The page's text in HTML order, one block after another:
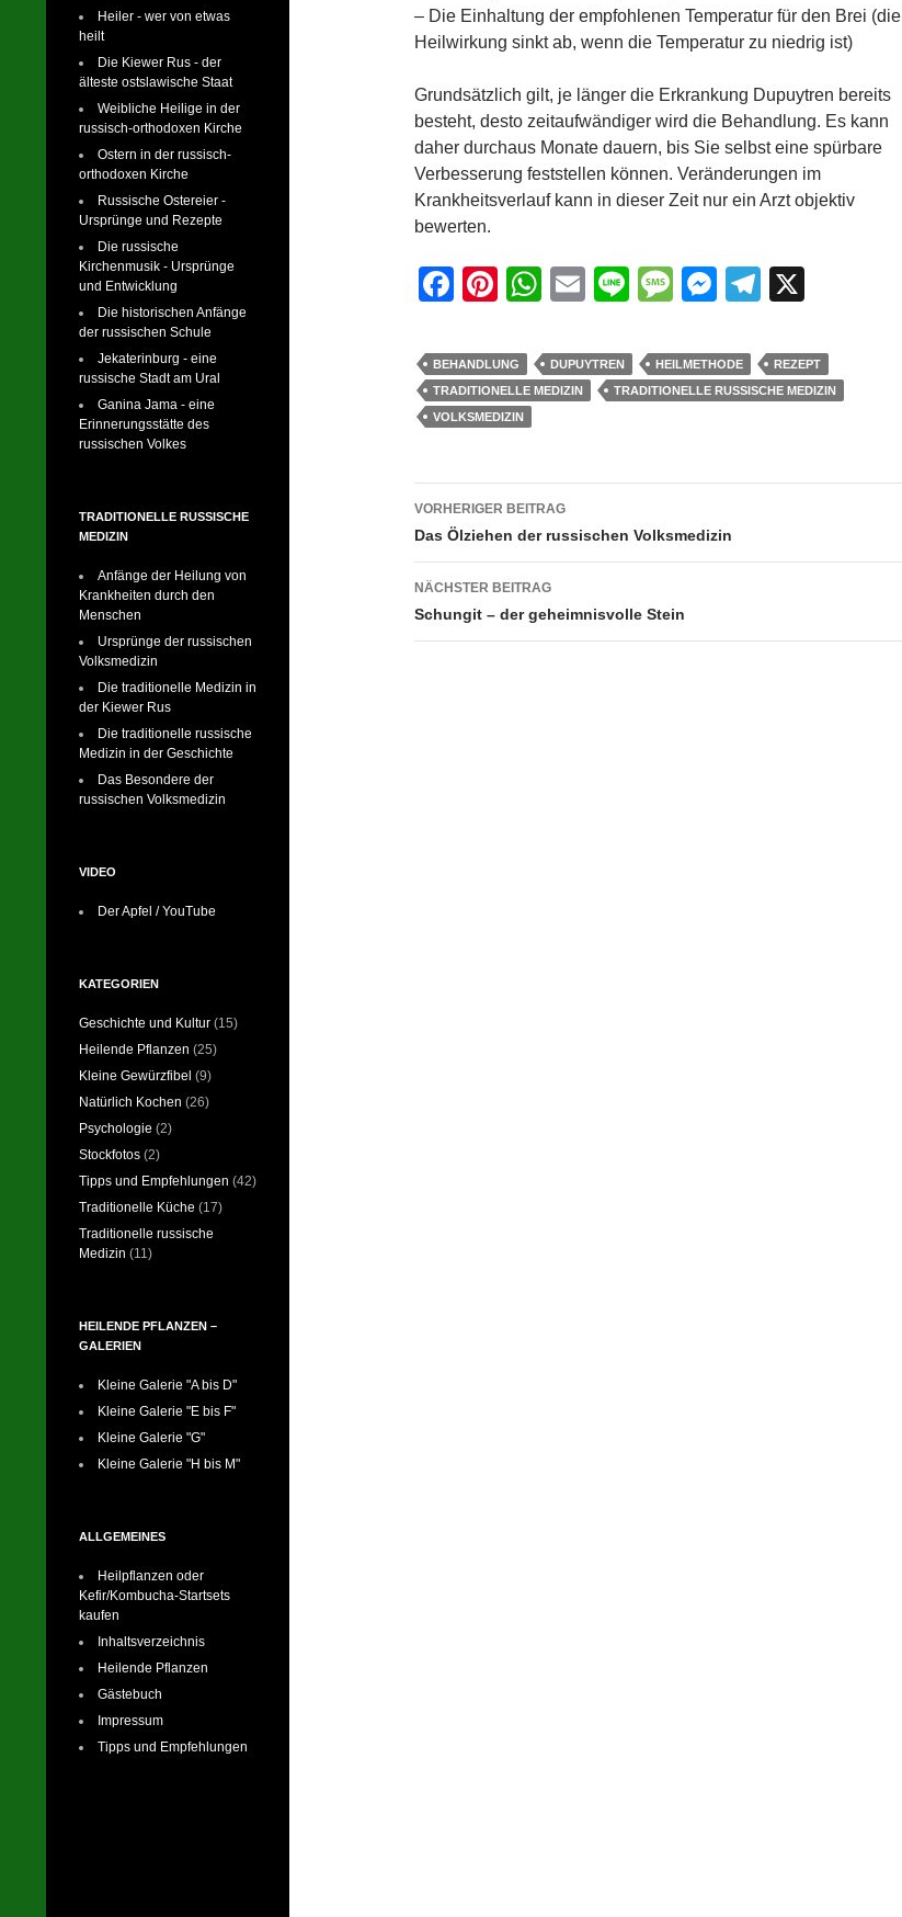
– Die Einhaltung der empfohlenen Temperatur für den Brei (die
Heilwirkung sinkt ab, wenn die Temperatur zu niedrig ist)
Grundsätzlich gilt, je länger die Erkrankung Dupuytren bereits
besteht, desto zeitaufwändiger wird die Behandlung. Es kann
daher durchaus Monate dauern, bis Sie selbst eine spürbare
Verbesserung feststellen können. Veränderungen im
Krankheitsverlauf kann in dieser Zeit nur ein Arzt objektiv
bewerten.
F
c
e
b
o
k
Pi
er
e
st
W
at
s
p
E
ail
Li
e
M
ss
a
M
ss
e
er
T
e
gr
BEHANDLUNG DUPUYTREN HEILMETHODE
REZEPT
TRADITIONELLE MEDIZIN
TRADITIONELLE RUSSISCHE MEDIZIN
VOLKSMEDIZIN
Beitragsnavigation
VORHERIGER BEITRAG
Das Ölziehen der russischen Volksmedizin
NÄCHSTER BEITRAG
Schungit – der geheimnisvolle Stein
Heiler - wer von etwas
heilt
Die Kiewer Rus - der
älteste ostslawische Staat
Weibliche Heilige in der
russisch-orthodoxen Kirche
Ostern in der russisch-
orthodoxen Kirche
Russische Ostereier -
Ursprünge und Rezepte
Die russische
Kirchenmusik - Ursprünge
und Entwicklung
Die historischen Anfänge
der russischen Schule
Jekaterinburg - eine
russische Stadt am Ural
Ganina Jama - eine
Erinnerungsstätte des
russischen Volkes
TRADITIONELLE RUSSISCHE
MEDIZIN
Anfänge der Heilung von
Krankheiten durch den
Menschen
Ursprünge der russischen
Volksmedizin
Die traditionelle Medizin in
der Kiewer Rus
Die traditionelle russische
Medizin in der Geschichte
Das Besondere der
russischen Volksmedizin
VIDEO
Der Apfel / YouTube
KATEGORIEN
Geschichte und Kultur (15)
Heilende Pflanzen (25)
Kleine Gewürzfibel (9)
Natürlich Kochen (26)
Psychologie (2)
Stockfotos (2)
Tipps und Empfehlungen (42)
Traditionelle Küche (17)
Traditionelle russische
Medizin (11)
HEILENDE PFLANZEN –
GALERIEN
Kleine Galerie "A bis D"
Kleine Galerie "E bis F"
Kleine Galerie "G"
Kleine Galerie "H bis M"
ALLGEMEINES
Heilpflanzen oder
Kefir/Kombucha-Startsets
kaufen
Inhaltsverzeichnis
Heilende Pflanzen
Gästebuch
Impressum
Tipps und Empfehlungen